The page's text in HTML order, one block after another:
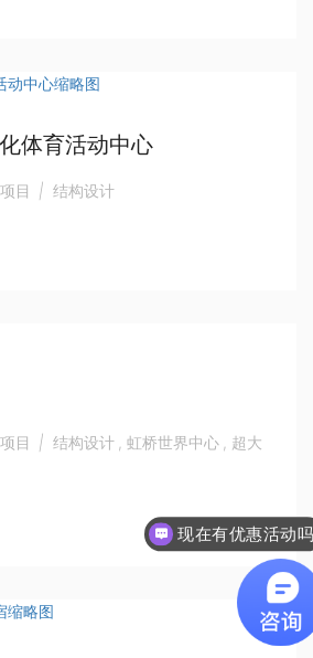
体育活动中心
目 | 结构设计
目 | 结构设计 虹桥世界中心
超大
现在有优惠活动